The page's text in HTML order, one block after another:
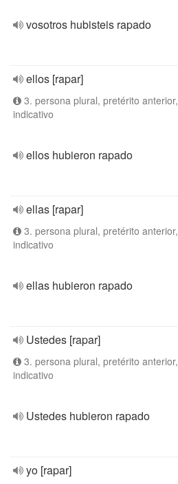
vosotros hubisteis rapado
ellos [rapar]
3. persona plural, pretérito anterior,
indicativo
ellos hubieron rapado
ellas [rapar]
3. persona plural, pretérito anterior,
indicativo
ellas hubieron rapado
Ustedes [rapar]
3. persona plural, pretérito anterior,
indicativo
Ustedes hubieron rapado
yo [rapar]